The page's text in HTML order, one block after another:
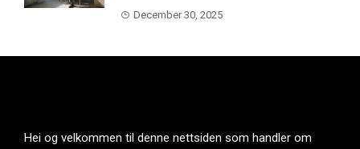
December 30, 2025
Hei og velkommen til denne nettsiden som handler om